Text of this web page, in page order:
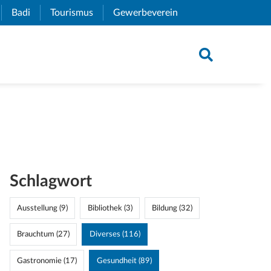
Link)
Badi (External Link)
Tourismus (External Link)
Gewerbeverein
Schlagwort
Ausstellung (9) Bibliothek (3) Bildung (32)
Brauchtum (27) Diverses (116)
Gastronomie (17) Gesundheit (89)